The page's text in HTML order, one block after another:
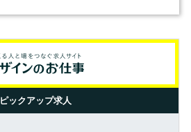
ピックアップ求人